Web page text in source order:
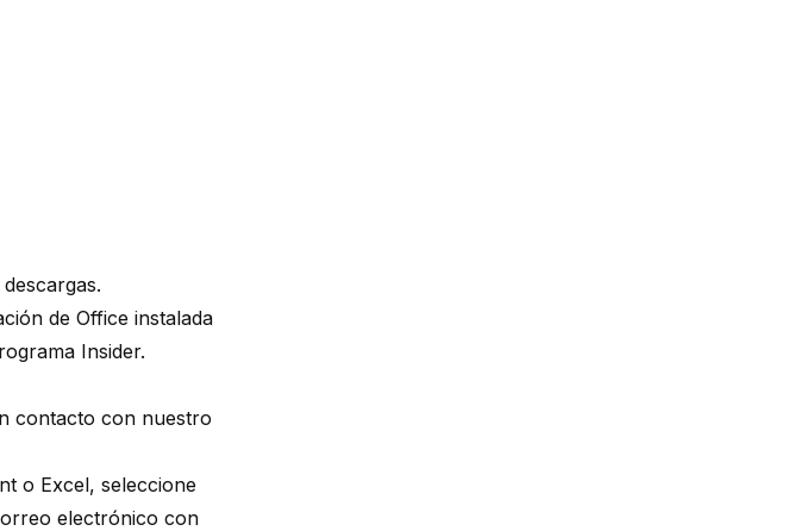
.
de Office instalada
Insider.
contacto con nuestro
o Excel, seleccione
electrónico con